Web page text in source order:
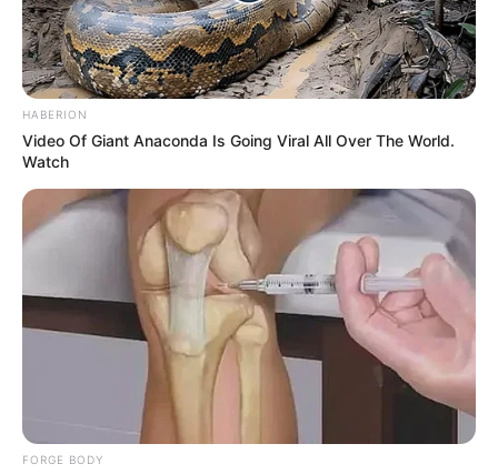
“Hay una línea directa con la comandante para efectos
de poder denunciar, la línea 123 y seguimos
buscándolos,estamos bajo líneas investigativas muy
importantes con el fin de dar con el paradero de estas
personas que nos están dañando la ciudad y nuestros
niños y jóvenes”.
Por otra parte, la secretaria de seguridad ciudadana
aseguro que junto a otras autoridadesestán extremando
los controles para dar con el paradero de los
responsables de ataque sicarialesque han cobrado la
vida de varias personas en diversos puntos de la capital
del departamento.
COMPARTIR
HABERION
Video Of Giant Anaconda Is Going Viral All Over The World.
Watch
FORGE BODY